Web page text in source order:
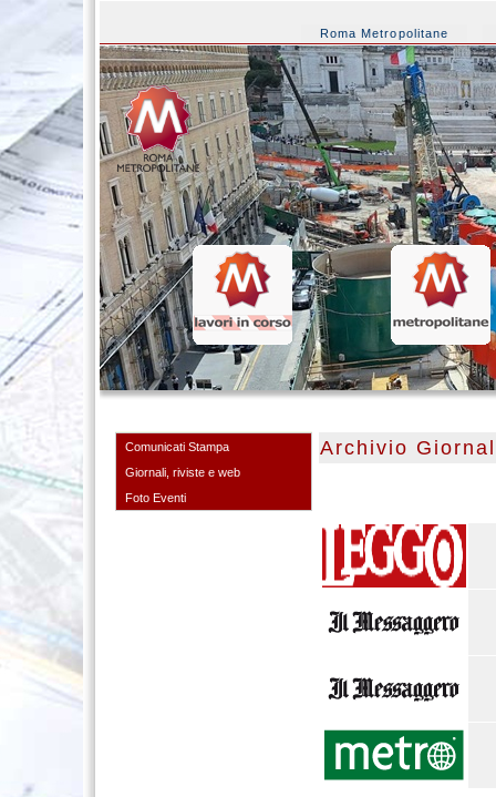
Roma Metropolitane
Comunicati Stampa
Giornali, riviste e web
Foto Eventi
Archivio